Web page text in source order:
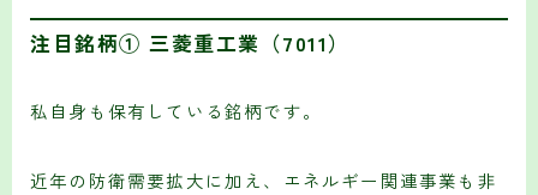
注目銘柄① 三菱重工業（7011）
私自身も保有している銘柄です。
近年の防衛需要拡大に加え、エネルギー関連事業も非